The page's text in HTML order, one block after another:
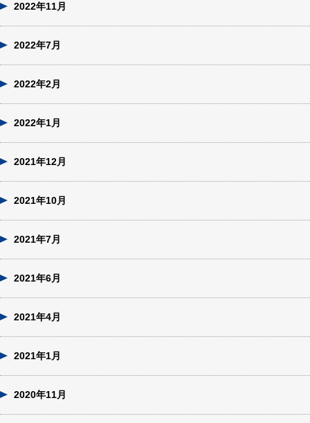
2022年11月
2022年7月
2022年2月
2022年1月
2021年12月
2021年10月
2021年7月
2021年6月
2021年4月
2021年1月
2020年11月